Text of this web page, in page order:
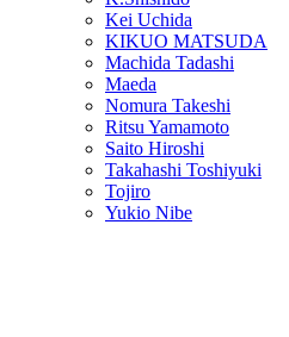
Kei Uchida
KIKUO MATSUDA
Machida Tadashi
Maeda
Nomura Takeshi
Ritsu Yamamoto
Saito Hiroshi
Takahashi Toshiyuki
Tojiro
Yukio Nibe